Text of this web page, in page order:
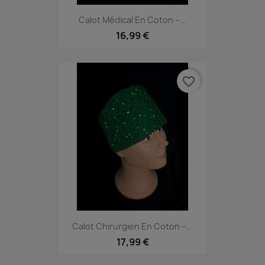
Calot Médical En Coton –...
16,99 €
Calot Chirurgien En Coton –...
17,99 €
favorite_border